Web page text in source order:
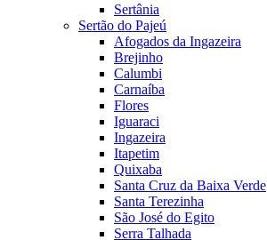
Sertânia
Sertão do Pajeú
Afogados da Ingazeira
Brejinho
Calumbi
Carnaíba
Flores
Iguaraci
Ingazeira
Itapetim
Quixaba
Santa Cruz da Baixa Verde
Santa Terezinha
São José do Egito
Serra Talhada